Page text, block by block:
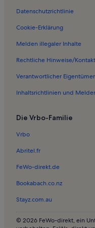
Ferienwohnungen in
Ferienwohnungen in
Ferienwohnungen in Cala
Ferienwohnungen in Son
Ferienwohnungen in
Ferienwohnungen in Font
Ferienwohnungen in
Ferienwohnungen in
Ferienwohnungen in cala
Ferienwohnungen in
Ferienwohnungen in
Ferienwohnungen in Cala
Ferienwohnungen in sa
Ferienwohnungen in
Datenschutzrichtlinie
Cookie-Erklärung
Melden illegaler Inhalte
Rechtliche Hinweise/Kontakt
Verantwortlicher Eigentümer
Inhaltsrichtlinien und
Die Vrbo-Familie
Vrbo
Abritel.fr
FeWo-direkt.de
Bookabach.co.nz
Stayz.com.au
© 2026 FeWo-direkt, ein